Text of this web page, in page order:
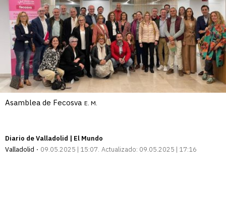
Asamblea de Fecosva E. M.
Diario de Valladolid | El Mundo
Valladolid
09.05.2025 | 15:07 Actualizado: 09.05.2025 | 17:16